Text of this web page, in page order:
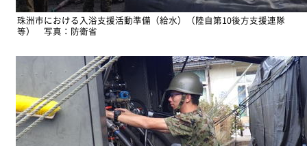
珠洲市における入浴支援活動準備（給水）（陸自第10後方支援連隊
等） 写真：防衛省